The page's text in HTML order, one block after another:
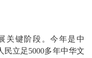
关键阶段。今年是中
民立足5000多年中华文